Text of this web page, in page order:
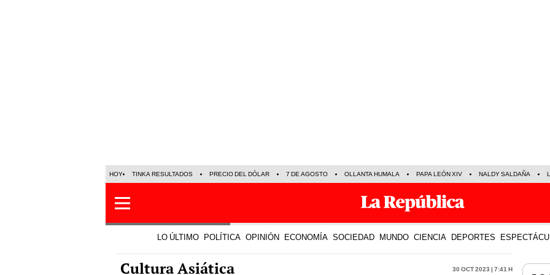
LO ÚLTIMO POLÍTICA OPINIÓN ECONOMÍA SOCIEDAD MUNDO CIENCIA DEPORTES
Cultura Asiática 30 Oct 2023 | 7:41 h
LO